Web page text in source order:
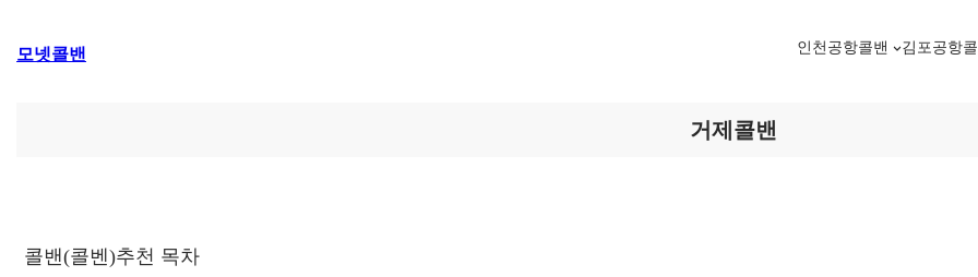
텐
모넷콜밴 인천공항콜밴 김포공항
거제콜밴
콜밴(콜벤)추천 목차